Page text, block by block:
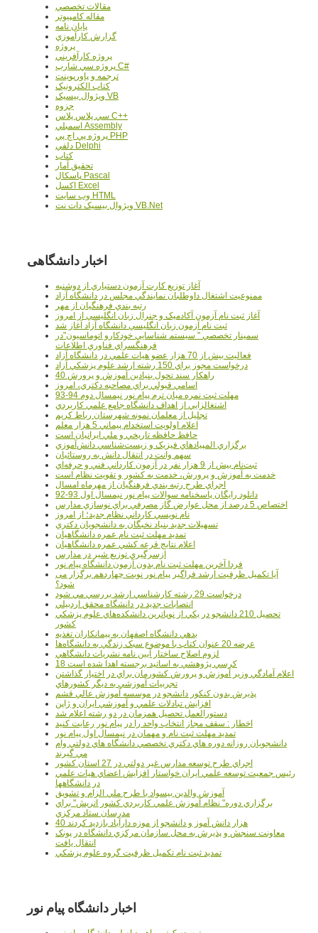
مقالات تخصصي
مقاله کامپیوتر
پایان نامه
گزارش کارآموزي
پروژه
پروژه کارآفريني
پروژه سي شارپ C#
ترجمه و پاورپوينت
کتاب الکترونيک
ويژوال بيسيک VB
جزوه
سي پلاس پلاس C++
اسمبلي Assembly
پروژه پي اچ پي PHP
دلفي Delphi
کتاب
تحقيق آمار
پاسکال Pascal
اکسل Excel
وب سايت HTML
ويژوال بيسيک دات نت VB.Net
اخبار دانشگاهی
آغاز توزيع کارت آزمون دستياري از دوشنبه
ممنوعيت اشتغال داوطلبان نمايندگي مجلس در دانشگاه آزاد
رتبه بندي فرهنگيان از مهر
آغاز ثبت نام آزمون آکادميک و جنرال زبان انگليسي از امروز
ثبت نام آزمون زبان انگليسي دانشگاه آزاد آغاز شد
سمينار تخصصي " سيستم شناسايي خودکارو اتوماسيون"در
فرهنگسراي فناوري اطلاعات
فعاليت بيش از 70 هزار عضو هيات علمي در دانشگاه آزاد
درخواست مجوز براي 150 رشته ارشد علوم پزشکي آزاد
40 راهکار سند تحول بنيادين آموزش و پرورش
اسامي قبولي براي مصاحبه دکتري، امروز
مهلت ثبت نمره میان ترم پیام نور نیمسال دوم 94-93
اشتغالزايي از اهداف دانشگاه جامع علمي کاربردي
تجليل از معلمان نمونه شهرستان رباط کريم
اعلام اولويت استخدام پيماني 5 هزار معلم
حافظ حافظه تاريخي و ملي ايرانيان است
برگزاري المپيادهاي فيزيک و زيست‌شناسي دانش‌آموزي
سهم وانت در انتقال دانش به روستائيان
ثبت‌نام بيش از 9 هزار نفر در آزمون کارداني فني و حرفه‌اي
خدمت به آموزش و پرورش، خدمت به کشور و تقويت نظام است
اجراي طرح رتبه بندي فرهنگيان از مهرماه امسال
دانلود رایگان پاسخنامه سوالات پیام نور نیمسال اول 93-92
اختصاص 5 درصد از محل عوارض گاز مصرفي براي نوسازي مدارس
نام نويسي کارداني نظام جديد؛ از امروز
تسهيلات جديد بنياد نخبگان به دانشجويان دکتري
تمديد مهلت ثبت نام عمره دانشگاهيان
اعلام نتايج قرعه کشي عمره دانشگاهيان
ازسرگيري توزيع شير در مدارس
فردا آخرین مهلت ثبت نام بدون آزمون دانشگاه پیام نور
آیا تکمیل ظرفیت ارشد فراگیر پیام نور نوبت چهاردهم برگزار می
شود؟
درخواست 29 رشته کارشناسي ارشد بررسي مي شود
انتصابات جديد در دانشگاه محقق اردبيلي
تحصيل 210 دانشجو در يکي از نوپاترين دانشکده‌هاي علوم پزشکي
کشور
بدهي دانشگاه اصفهان به پيمانکاران تغذيه
عرضه 20 عنوان کتاب با موضوع سبک زندگي به دانشگاه‌ها
لزوم اصلاح ساختار آيين نامه نشريات دانشگاهي
18 کرسي پژوهشي به اساتيد برجسته اهدا شده است
اعلام آمادگي وزير آموزش و پرورش کشورمان براي در اختيار گذاشتن
تجربيات آموزشي به ديگر کشورهاي
پذيرش بدون کنکور دانشجو در موسسه آموزش عالي قشم
افزايش تبادلات علمي و آموزشي ايران و ژاپن
دستورالعمل تحصیل همزمان در دو رشته اعلام شد
اخطار : سقف مجاز انتخاب واحد را در پیام نور رعایت کنید
تمدید مهلت ثبت نام و مهمان در نیمسال اول پیام نور
دانشجويان روزانه دوره هاي دكتري تخصصي دانشگاه هاي دولتي وام
مي گيرند
اجراي طرح توسعه مدارس غير دولتي در 27 استان کشور
رئيس جمعيت توسعه علمي ايران خواستار افزايش اعضاي هيات علمي
در دانشگاهها
آموزش والدين بيسواد با طرح ملي الزام و تشويق
برگزاري دوره" نظام آموزش علمي كاربردي كشور اتريش" براي
مدرسان ستاد مرکزي
40 هزار دانش آموز و دانشجو از موزه دارآباد بازديد کردند
معاونت سنجش و پذيرش به محل سازمان مرکزي دانشگاه در پونک
انتقال يافت
تمديد ثبت نام تکميل ظرفيت گروه علوم پزشکي
اخبار دانشگاه پیام نور